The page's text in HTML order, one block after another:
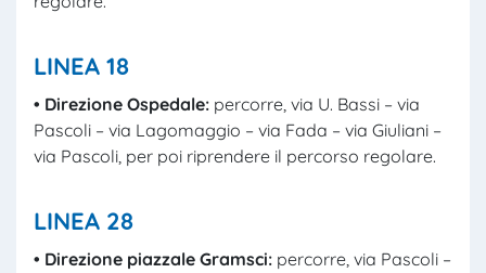
LINEA 18
• Direzione Ospedale: percorre, via U. Bassi – via
Pascoli – via Lagomaggio – via Fada – via Giuliani –
via Pascoli, per poi riprendere il percorso regolare.
LINEA 28
• Direzione piazzale Gramsci: percorre, via Pascoli –